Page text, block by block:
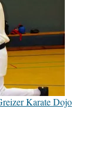
Karate Dojo